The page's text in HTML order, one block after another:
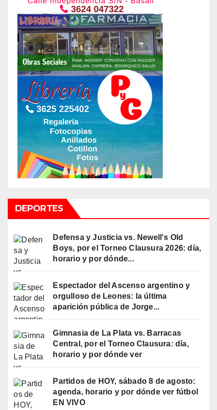
DEPORTES
Defensa y Justicia vs. Newell's Old
Boys, por el Torneo Clausura 2026: día,
horario y por dónde...
Espectador del Ascenso argentino y
orgulloso de Leones: la última
aparición pública de Jorge...
Gimnasia de La Plata vs. Barracas
Central, por el Torneo Clausura: día,
horario y por dónde ver
Partidos de HOY, sábado 8 de agosto:
agenda, horario y por dónde ver fútbol
EN VIVO